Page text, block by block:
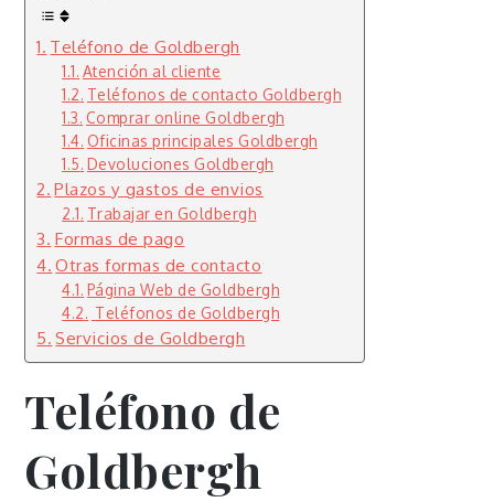
Teléfono de Goldbergh
Atención al cliente
Teléfonos de contacto Goldbergh
Comprar online Goldbergh
Oficinas principales Goldbergh
Devoluciones Goldbergh
Plazos y gastos de envios
Trabajar en Goldbergh
Formas de pago
Otras formas de contacto
Página Web de Goldbergh
Teléfonos de Goldbergh
Servicios de Goldbergh
Teléfono de
Goldbergh